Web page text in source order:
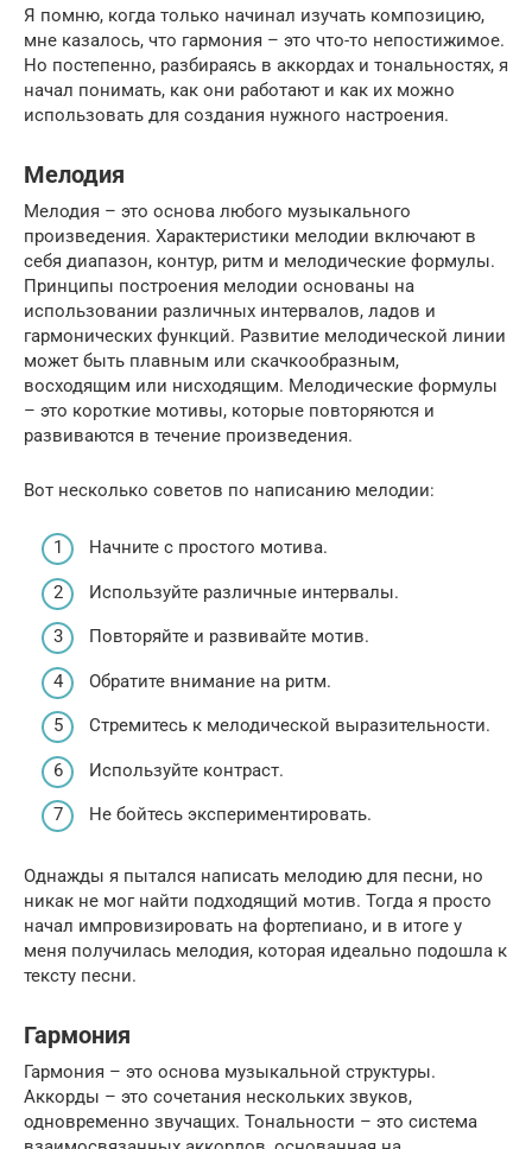
Я помню, когда только начинал изучать композицию,
мне казалось, что гармония – это что-то непостижимое.
Но постепенно, разбираясь в аккордах и тональностях, я
начал понимать, как они работают и как их можно
использовать для создания нужного настроения.
Мелодия
Мелодия – это основа любого музыкального
произведения. Характеристики мелодии включают в
себя диапазон, контур, ритм и мелодические формулы.
Принципы построения мелодии основаны на
использовании различных интервалов, ладов и
гармонических функций. Развитие мелодической линии
может быть плавным или скачкообразным,
восходящим или нисходящим. Мелодические формулы
– это короткие мотивы, которые повторяются и
развиваются в течение произведения.
Вот несколько советов по написанию мелодии:
Начните с простого мотива.
Используйте различные интервалы.
Повторяйте и развивайте мотив.
Обратите внимание на ритм.
Стремитесь к мелодической выразительности.
Используйте контраст.
Не бойтесь экспериментировать.
Однажды я пытался написать мелодию для песни, но
никак не мог найти подходящий мотив. Тогда я просто
начал импровизировать на фортепиано, и в итоге у
меня получилась мелодия, которая идеально подошла к
тексту песни.
Гармония
Гармония – это основа музыкальной структуры.
Аккорды – это сочетания нескольких звуков,
одновременно звучащих. Тональности – это система